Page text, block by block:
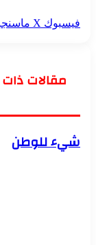
فيسبوك ‫X
مقالات
شيء للوطن